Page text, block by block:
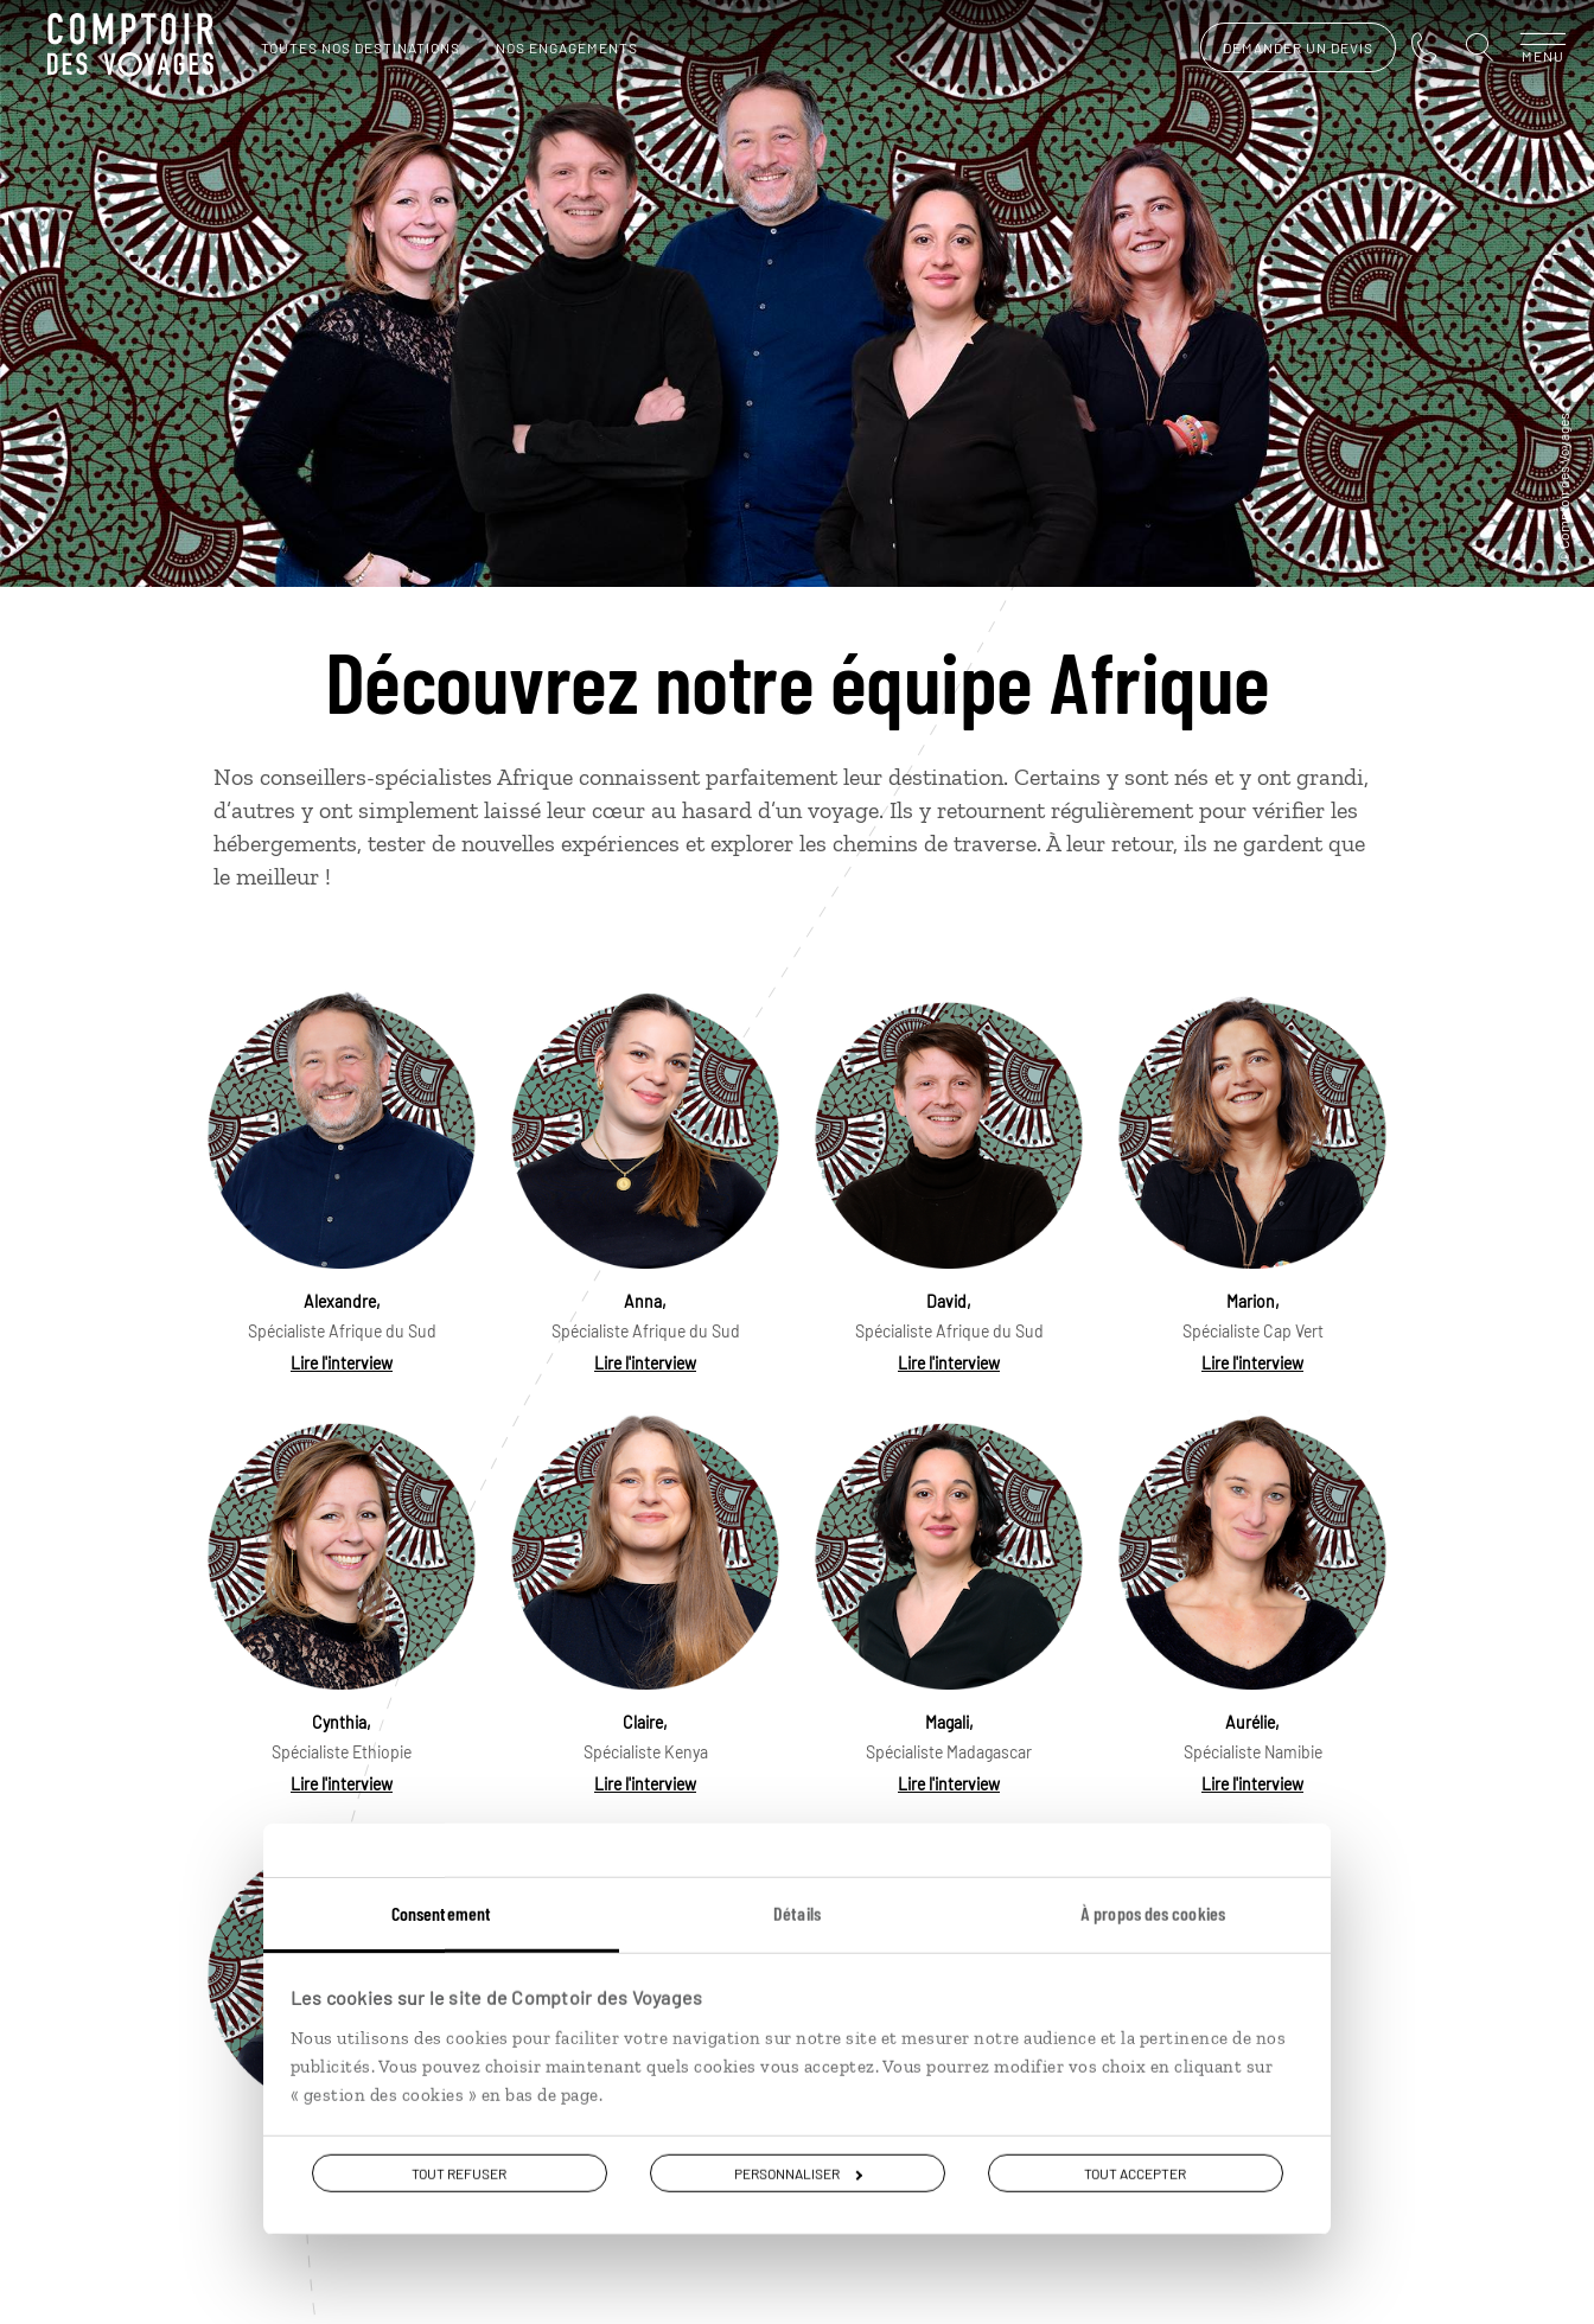
Consentement Détails À propos des cookies
Les cookies sur le site de Comptoir des Voyages
Nous utilisons des cookies pour faciliter votre navigation sur notre site et mesurer notre audience et la pertinence de nos
publicités. Vous pouvez choisir maintenant quels cookies vous acceptez. Vous pourrez modifier vos choix en cliquant sur
« gestion des cookies » en bas de page.
TOUT REFUSER PERSONNALISER TOUT ACCEPTER
TOUTES NOS DESTINATIONS NOS ENGAGEMENTS DEMANDER UN DEVIS MENU
Découvrez notre équipe Afrique
Nos conseillers-spécialistes Afrique connaissent parfaitement leur destination. Certains y sont nés et y ont grandi,
d’autres y ont simplement laissé leur cœur au hasard d’un voyage. Ils y retournent régulièrement pour vérifier les
hébergements, tester de nouvelles expériences et explorer les chemins de traverse. À leur retour, ils ne gardent que
le meilleur !
Alexandre,
Spécialiste Afrique du Sud
Lire l'interview
Anna,
Spécialiste Afrique du Sud
Lire l'interview
David,
Spécialiste Afrique du Sud
Lire l'interview
Marion,
Spécialiste Cap Vert
Lire l'interview
Cynthia,
Spécialiste Ethiopie
Lire l'interview
Claire,
Spécialiste Kenya
Lire l'interview
Magali,
Spécialiste Madagascar
Lire l'interview
Aurélie,
Spécialiste Namibie
Lire l'interview
Stéphanie,
Spécialiste Namibie
Sabrina,
Spécialiste Sénégal
Stéphane,
Spécialiste Tanzanie